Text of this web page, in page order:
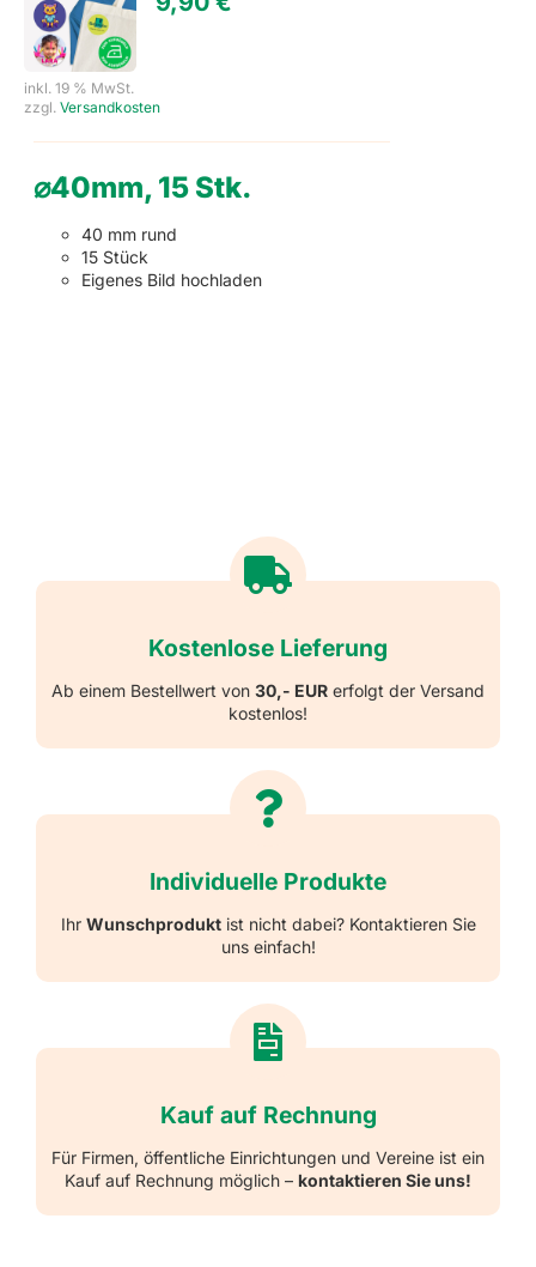
inkl. 19 % MwSt.
zzgl. Versandkosten
⌀40mm, 15 Stk.
40 mm rund
15 Stück
Eigenes Bild hochladen
Kostenlose Lieferung
Ab einem Bestellwert von 30,- EUR erfolgt der Versand
kostenlos!
Individuelle Produkte
Ihr Wunschproduktist nicht dabei? Kontaktieren Sie
uns einfach!
Kauf auf Rechnung
Für Firmen, öffentliche Einrichtungen und Vereine ist ein
Kauf auf Rechnung möglich – kontaktieren Sie uns!